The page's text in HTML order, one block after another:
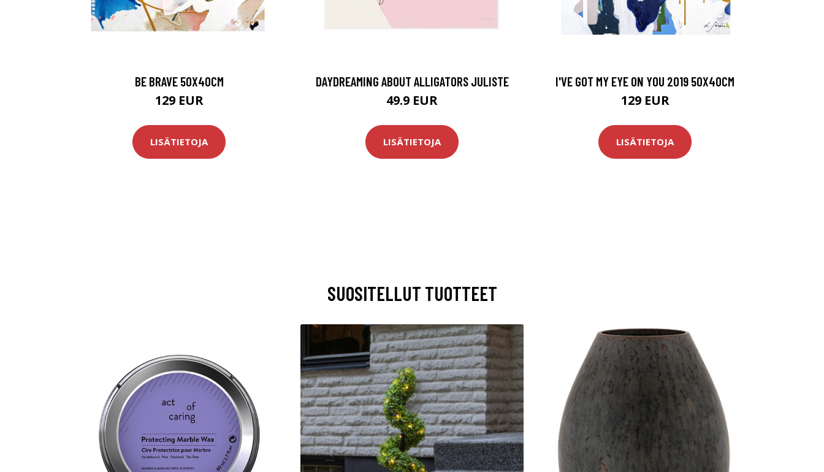
BE BRAVE 50X40CM
129 EUR
LISÄTIETOJA
DAYDREAMING ABOUT ALLIGATORS JULISTE
49.9 EUR
LISÄTIETOJA
I'VE GOT MY EYE ON YOU 2019 50X40CM
129 EUR
LISÄTIETOJA
SUOSITELLUT TUOTTEET